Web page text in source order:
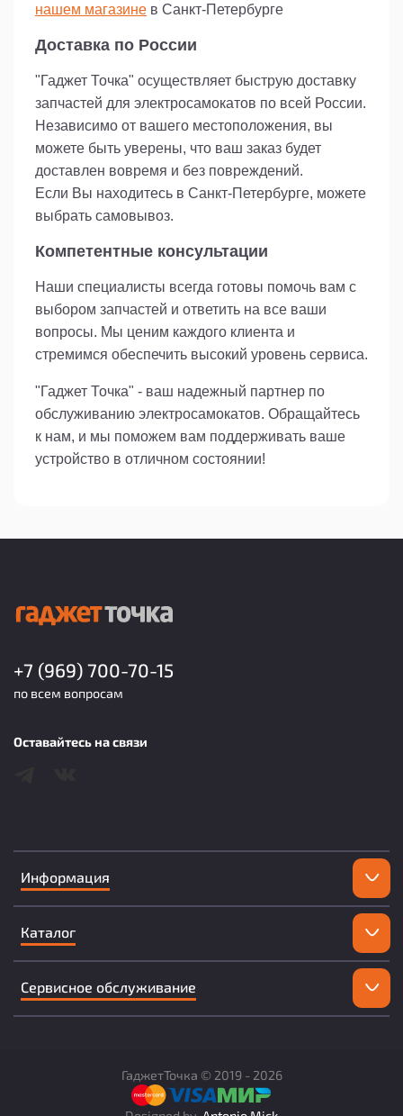
нашем магазине в Санкт-Петербурге
Доставка по России
"Гаджет Точка" осуществляет быструю доставку
запчастей для электросамокатов по всей России.
Независимо от вашего местоположения, вы
можете быть уверены, что ваш заказ будет
доставлен вовремя и без повреждений.
Если Вы находитесь в Санкт-Петербурге, можете
выбрать самовывоз.
Компетентные консультации
Наши специалисты всегда готовы помочь вам с
выбором запчастей и ответить на все ваши
вопросы. Мы ценим каждого клиента и
стремимся обеспечить высокий уровень сервиса.
"Гаджет Точка" - ваш надежный партнер по
обслуживанию электросамокатов. Обращайтесь
к нам, и мы поможем вам поддерживать ваше
устройство в отличном состоянии!
Информация
Каталог
Сервисное обслуживание
+7 (969) 700-70-15
по всем вопросам
Оставайтесь на связи
ГаджетТочка © 2019 - 2026